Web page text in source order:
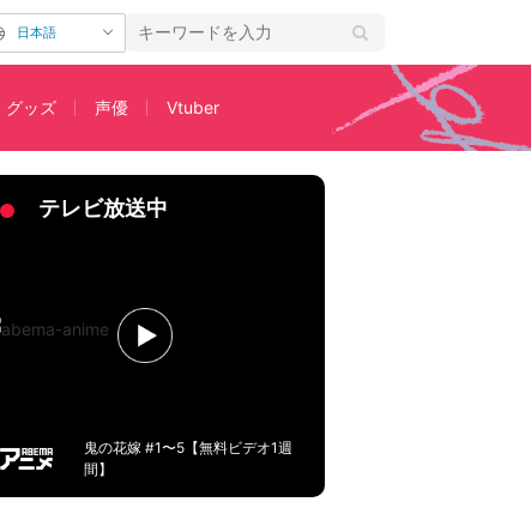
日本語
グッズ 声優 Vtuber
と話題に
テレビ放送中
鬼の花嫁 #1〜5【無料ビデオ1週
間】